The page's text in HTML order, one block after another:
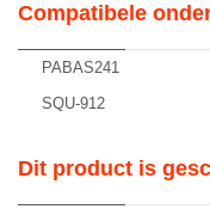
Compatibele
PABAS241
SQU-912
Dit product is